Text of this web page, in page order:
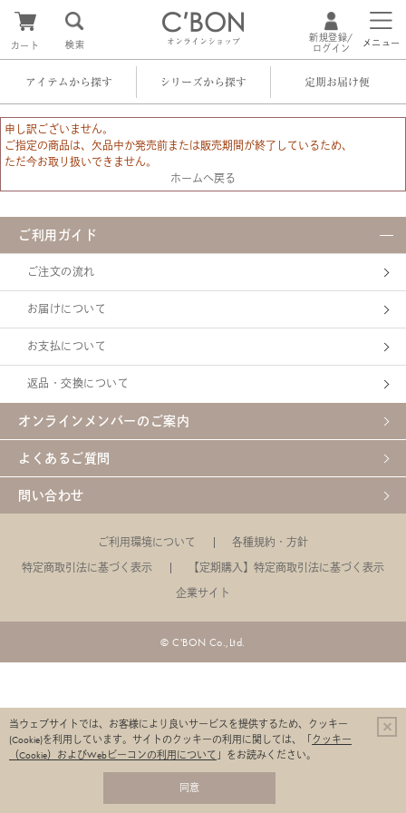
オンラインショップ
カート 検索
新規登録/
ログイン
メニュー
アイテムから探す シリーズから探す 定期お届け便
申し訳ございません。
ご指定の商品は、欠品中か発売前または販売期間が終了しているため、
ただ今お取り扱いできません。
ホームへ戻る
ご利用ガイド
ご注文の流れ
お届けについて
お支払について
返品・交換について
オンラインメンバーのご案内
よくあるご質問
問い合わせ
ご利用環境について
各種規約・方針
特定商取引法に基づく表示
【定期購入】特定商取引法に基づく表示
企業サイト
© C'BON Co.,Ltd.
当ウェブサイトでは、お客様により良いサービスを提供するため、クッキー
(Cookie)を利用しています。 サイトのクッキーの利用に関しては、「 クッキー
（Cookie）およびWebビーコンの利用について 」をお読みください。
同意